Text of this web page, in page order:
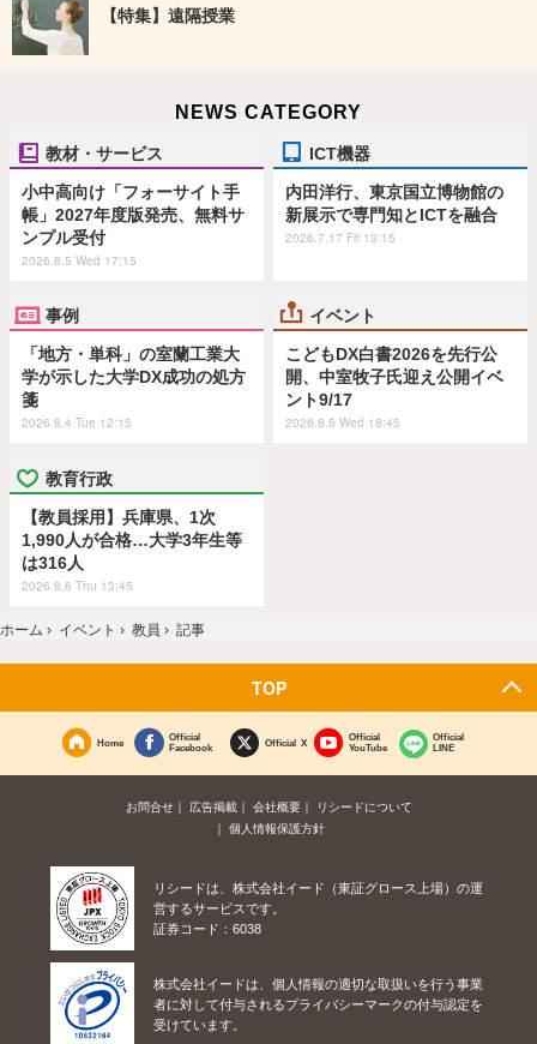
【特集】遠隔授業
NEWS CATEGORY
教材・サービス
小中高向け「フォーサイト手
帳」2027年度版発売、無料サ
ンプル受付
2026.8.5 Wed 17:15
ICT機器
内田洋行、東京国立博物館の
新展示で専門知とICTを融合
2026.7.17 Fri 13:15
事例
「地方・単科」の室蘭工業大
学が示した大学DX成功の処方
箋
2026.8.4 Tue 12:15
イベント
こどもDX白書2026を先行公
開、中室牧子氏迎え公開イベ
ント9/17
2026.8.5 Wed 18:45
教育行政
【教員採用】兵庫県、1次
1,990人が合格…大学3年生等
は316人
2026.8.6 Thu 13:45
ホーム › イベント › 教員 › 記事
TOP
Home
Official
Facebook
Official X
Official
YouTube
Official
LINE
お問合せ 広告掲載 会社概要
リシードについて
個人情報保護方針
リシードは、株式会社イード（東証グロース上場）の運
営するサービスです。
証券コード：6038
株式会社イードは、個人情報の適切な取扱いを行う事業
者に対して付与されるプライバシーマークの付与認定を
受けています。